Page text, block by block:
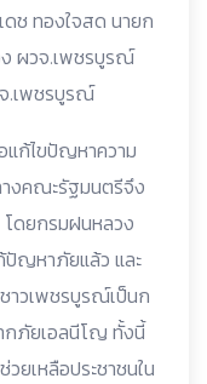
ดช ทองใจสด นายก
ผวจ.เพชรบูรณ์
.เพชรบูรณ์
แก้ไขปัญหาความ
งคณะรัฐมนตรีจึง
โดยกรมฝนหลวง
ปัญหาภัยแล้ว และ
าวเพชรบูรณ์เป็นก
กภัยเอลนีโญ ทั้งนี้
ยเหลือประชาชนใน